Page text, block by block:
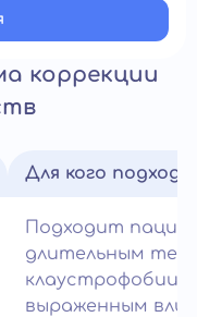
коррекции
Для кого
Подходит
длительным
клаустрофобии и
выраженным